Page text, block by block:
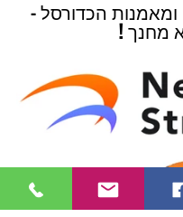
ומאמנות הכדורסל -
מחנך !